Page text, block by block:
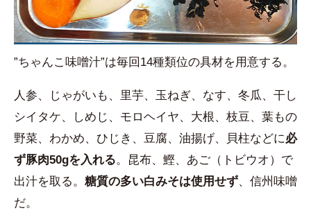
”ちゃんこ味噌汁”は毎回14種類位の具材を用意する。
人参、じゃがいも、里芋、玉ねぎ、 なす、冬瓜、干し
シイタケ、しめじ、モロヘイヤ、大根、枝豆、葉もの
野菜、わかめ、ひじき、豆腐、油揚げ、貝柱などに必
ず豚肉50gを入れる。昆布、鰹、あご（トビウオ）で
出汁を取る。 糖質の多い白みそは使用せず、信州味噌
だ。